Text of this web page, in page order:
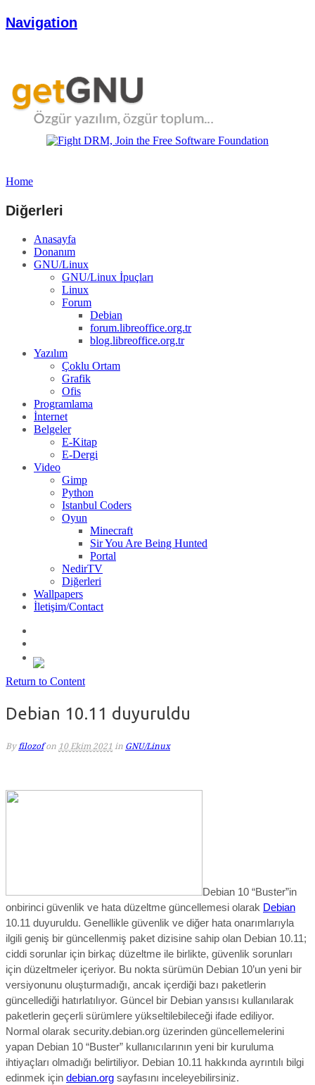
Navigation
Home
Diğerleri
Anasayfa
Donanım
GNU/Linux
GNU/Linux İpuçları
Linux
Forum
Debian
forum.libreoffice.org.tr
blog.libreoffice.org.tr
Yazılım
Çoklu Ortam
Grafik
Ofis
Programlama
İnternet
Belgeler
E-Kitap
E-Dergi
Video
Gimp
Python
Istanbul Coders
Oyun
Minecraft
Sir You Are Being Hunted
Portal
NedirTV
Diğerleri
Wallpapers
İletişim/Contact
Return to Content
Debian 10.11 duyuruldu
By filozof on 10 Ekim 2021 in GNU/Linux
Debian 10 “Buster”in
onbirinci güvenlik ve hata düzeltme güncellemesi olarak Debian
10.11 duyuruldu. Genellikle güvenlik ve diğer hata onarımlarıyla
ilgili geniş bir güncellenmiş paket dizisine sahip olan Debian 10.11;
ciddi sorunlar için birkaç düzeltme ile birlikte, güvenlik sorunları
için düzeltmeler içeriyor. Bu nokta sürümün Debian 10’un yeni bir
versiyonunu oluşturmadığı, ancak içerdiği bazı paketlerin
güncellediği hatırlatılıyor. Güncel bir Debian yansısı kullanılarak
paketlerin geçerli sürümlere yükseltilebileceği ifade ediliyor.
Normal olarak security.debian.org üzerinden güncellemelerini
yapan Debian 10 “Buster” kullanıcılarının yeni bir kuruluma
ihtiyaçları olmadığı belirtiliyor. Debian 10.11 hakkında ayrıntılı bilgi
edinmek için debian.org sayfasını inceleyebilirsiniz.